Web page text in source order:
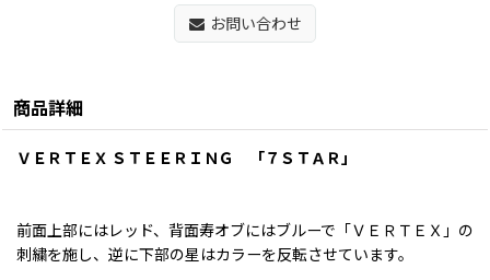
お問い合わせ
商品詳細
ＶＥＲＴＥＸ ＳＴＥＥＲＩＮＧ 「７ＳＴＡＲ」
前面上部にはレッド、背面寿オブにはブルーで「ＶＥＲＴＥＸ」の
刺繍を施し、逆に下部の星はカラーを反転させています。